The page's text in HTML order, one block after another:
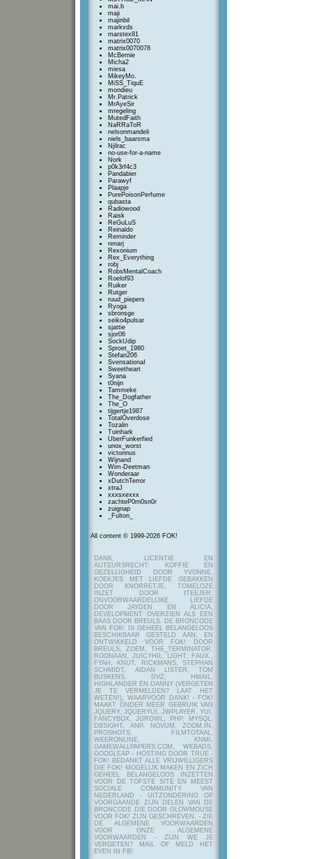
mai.b
maji
majinbil
markvds
marstex81
matrix0070
matrix0070078
McBernie
Micha2
miesa
MikeyMo.
MiSS_TiquE
mondieu
Mr.Patrick
MrAyeSir
mregeling
MutedFaith
NaRRaToR
nelsonmandeli
niels_baarsma
Njilrac
no-use-for-a-name
Nork
p0k3rf4c3
Pandabier
Parawyf
Plaapje
PurePoisonPerfume
qubasta
Radiowood
Raisk
ReGuLuS
Reinaldo
Reminder
renarj
Rexonium
Rex_Everything
robj
RobsMentalCoach
Roelof93
Ruiker
Rutger
ruud_piepers
Ryoga
sbronsge
seiko4pulsar
sjattie
sjor06
SockUdip
Sproet_1980
Stefan206
SvensationaI
Sweetheart
Syana
t0nijn
Tammeke
The_Dogfather
The_O
tijgertje1987
TotalOverdose
Tozalin
Tuinhark
UberFunkerfied
unox_worst
victorinus
Wijnand
Wim-Deetman
Wonderaar
xDutchTerror
xtraJ
xxxsxexxx
zachteP0rn0sn0r
zuignap
_Fulton_
All content © 1999-2026 FOK!
DANK, LICENTIE EN
AUTEURSRECHT: KOFFIE EN
GEZELLIGHEID DOOR YVONNE,
KOEKJES MET LIEFDE GEBAKKEN
DOOR KNORRETJE, TOMELOZE
INZET DOOR ITEEJER,
ONVOORWAARDELIJKE LIEFDE
DOOR JAYDEN EN ALICIA,
DEVELOPMENT OVERZIEN ALS EEN
BAAS DOOR BREULS. DE BRONCODE
VAN FOK! IS GEHEEL BELANGELOOS
BESCHIKBAAR GESTELD AAN, EN
ONTWIKKELD VOOR FOK! DOOR
BREULS, ZOEM, THE_TERMINATOR,
ROONAAN, JUICYHIL, LIGHT, FAUX.,
FYAH, KNUT, RICKMANS, STEPHAN
SCHMIDT, AIDAN LISTER, TOM
BUSKENS, DVZ, HMAIL,
HIGHLANDER EN DANNY (VERGETEN
JE TE VERMELDEN? LAAT HET
WETEN!), WAARVOOR DANK! - FOK!
MAAKT ONDER MEER GEBRUIK VAN
JQUERY, JQUERYUI, JWPLAYER, YUI,
FANCYBOX, JGROWL, PHP, MYSQL,
DBSIGHT, ANP, NOVUM, ZOOM.IN,
PROSHOTS, FILMTOTAAL,
WEERONLINE, KNMI,
GAMEWALLPAPERS.COM, WEBADS,
GOOGLEAP - HOSTING DOOR TRUE -
FOK! BEDANKT ALLE VRIJWILLIGERS
DIE FOK! MOGELIJK MAKEN EN ZICH
GEHEEL BELANGELOOS INZETTEN
VOOR DE TOFSTE SITE EN MEEST
SOCIALE COMMUNITY VAN
NEDERLAND - UITZONDERING OP
VOORGAANDE ZIJN DELEN VAN DE
BRONCODE DIE DOOR GLOWMOUSE
VOOR FOK! ZIJN GESCHREVEN. - ZIE
DE ALGEMENE VOORWAARDEN
VOOR ONZE ALGEMENE
VOORWAARDEN - ZIJN WE JE
VERGETEN? MAIL OF MELD HET
EVEN IN FB!